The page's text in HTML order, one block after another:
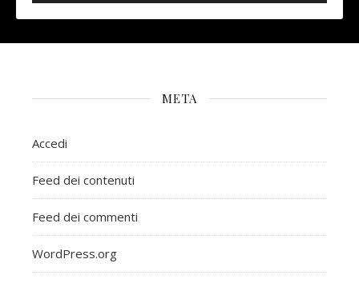
META
Accedi
Feed dei contenuti
Feed dei commenti
WordPress.org